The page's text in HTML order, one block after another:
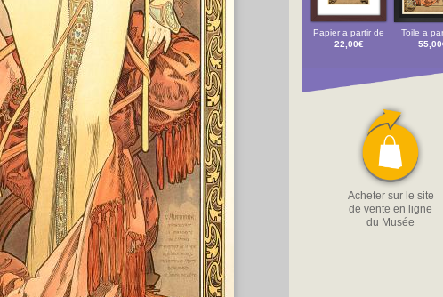
Papier a partir de
22,00€
Toile a
Acheter sur le site
de vente en ligne
du Musée